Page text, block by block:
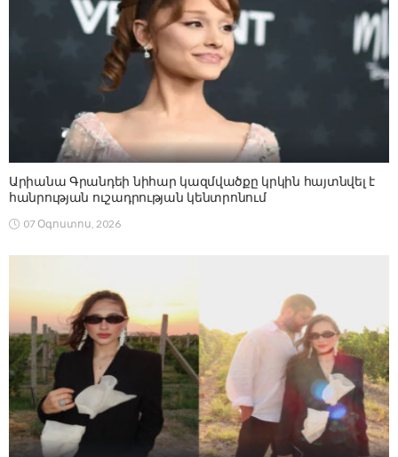
Արիանա Գրանդեի նիհար կազմվածքը կրկին հայտնվել է
հանրության ուշադրության կենտրոնում
07 Օգոստոս, 2026